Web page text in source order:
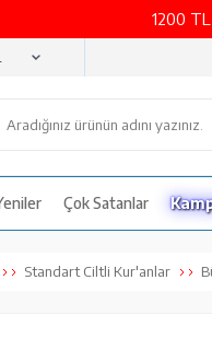
1200
Çok Satanlar
Standart Ciltli Kur'anlar